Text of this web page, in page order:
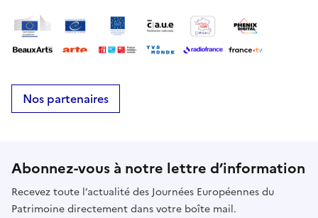
Nos partenaires
Abonnez-vous à notre lettre d’information
Recevez toute l’actualité des Journées Européennes du
Patrimoine directement dans votre boîte mail.